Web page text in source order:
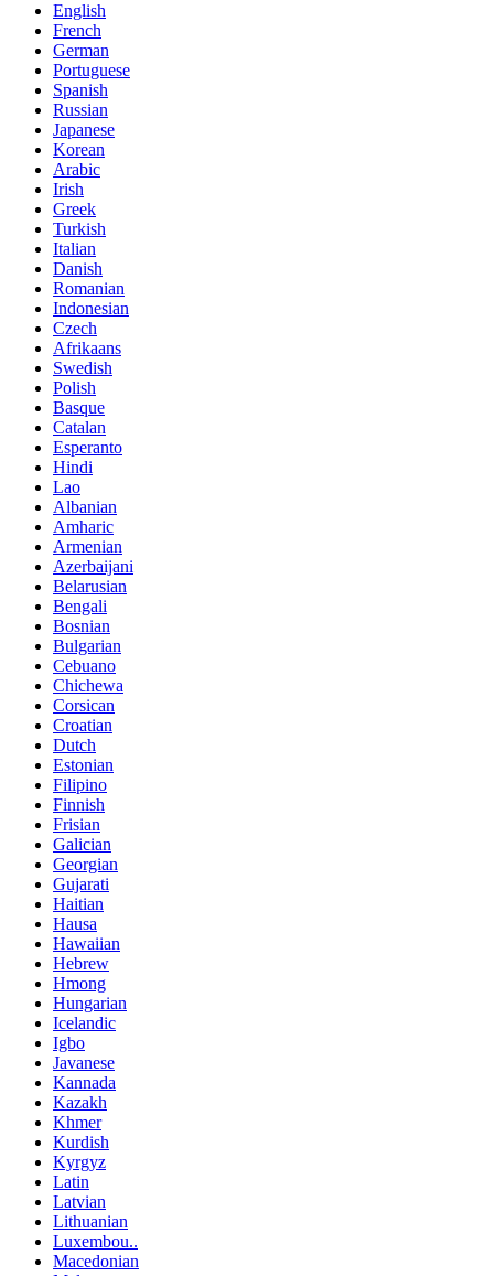
English
French
German
Portuguese
Spanish
Russian
Japanese
Korean
Arabic
Irish
Greek
Turkish
Italian
Danish
Romanian
Indonesian
Czech
Afrikaans
Swedish
Polish
Basque
Catalan
Esperanto
Hindi
Lao
Albanian
Amharic
Armenian
Azerbaijani
Belarusian
Bengali
Bosnian
Bulgarian
Cebuano
Chichewa
Corsican
Croatian
Dutch
Estonian
Filipino
Finnish
Frisian
Galician
Georgian
Gujarati
Haitian
Hausa
Hawaiian
Hebrew
Hmong
Hungarian
Icelandic
Igbo
Javanese
Kannada
Kazakh
Khmer
Kurdish
Kyrgyz
Latin
Latvian
Lithuanian
Luxembou..
Macedonian